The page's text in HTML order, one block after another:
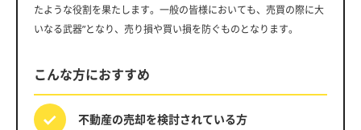
たような役割を果たします。一般の皆様においても、売買の際に大
いなる武器”となり、売り損や買い損を防ぐものとなります。
こんな方におすすめ
不動産の売却を検討されている方